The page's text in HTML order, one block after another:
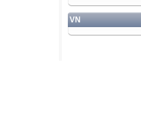
VN